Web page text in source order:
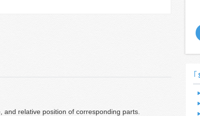
and relative position of corresponding parts.
｢